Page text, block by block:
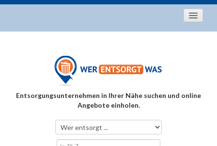
Entsorgungstipps
Über uns
Entsorgungsunternehmen in Ihrer Nähe suchen und online
Angebote einholen.